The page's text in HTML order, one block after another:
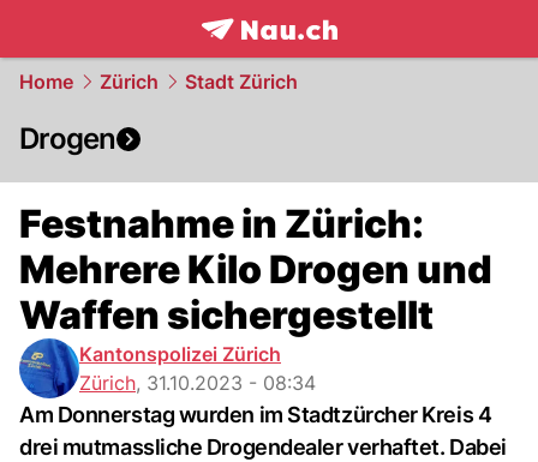
frontpage.NAU.ch
Home Zürich Stadt Zürich
Drogen
Festnahme in Zürich:
Mehrere Kilo Drogen und
Waffen sichergestellt
Kantonspolizei Zürich
Zürich, 31.10.2023 - 08:34
Am Donnerstag wurden im Stadtzürcher Kreis 4
drei mutmassliche Drogendealer verhaftet. Dabei